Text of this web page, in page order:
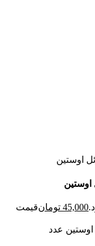
45,000 تومانقیمت
عدد